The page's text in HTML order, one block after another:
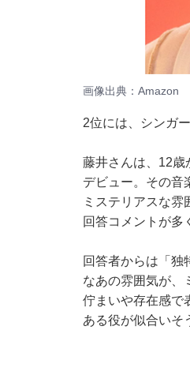
画像出典： Amazon
2位には、シンガ
藤井さんは、12歳
デビュー。その音
ミステリアスな
回答コメントが多
回答者からは「独
なあの雰囲気が、
佇まいや存在感で
ある役が似合いそ